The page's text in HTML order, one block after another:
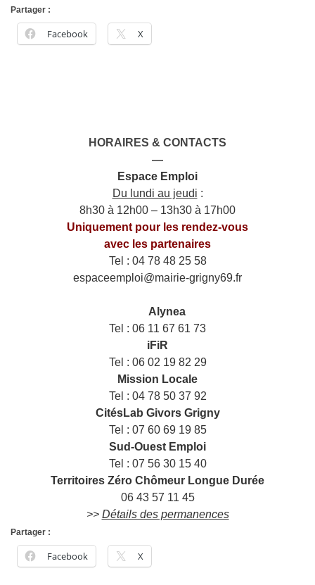
Partager :
Facebook X
HORAIRES & CONTACTS
—
Espace Emploi
Du lundi au jeudi :
8h30 à 12h00 – 13h30 à 17h00
Uniquement pour les rendez-vous
avec les partenaires
Tel : 04 78 48 25 58
espaceemploi@mairie-grigny69.fr
Alynea
Tel : 06 11 67 61 73
iFiR
Tel : 06 02 19 82 29
Mission Locale
Tel : 04 78 50 37 92
CitésLab Givors Grigny
Tel : 07 60 69 19 85
Sud-Ouest Emploi
Tel : 07 56 30 15 40
Territoires Zéro Chômeur Longue Durée
06 43 57 11 45
>> Détails des permanences
Partager :
Facebook X